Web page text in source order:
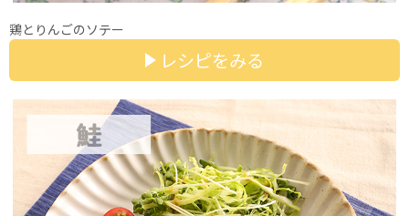
鶏とりんごのソテー
レシピをみる